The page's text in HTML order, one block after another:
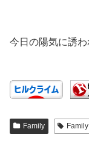
今日の陽気に誘わ
Family Family